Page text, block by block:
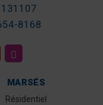
8168
MARSÉS
Résidentiel